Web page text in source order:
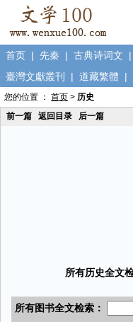
首页 | 先秦 | 古典诗词文 |
臺灣文獻叢刊
| 道藏繁體 |
您的位置 ： 首页 > 历史
前一篇
返回目录 后一篇